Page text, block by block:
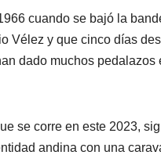
cuando se bajó la
Vélez y que cinco días
dado muchos
se corre en este 2023,
andina con una